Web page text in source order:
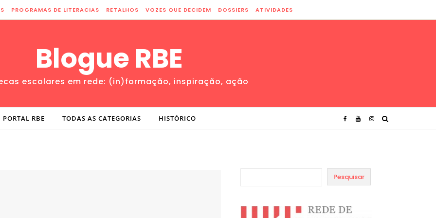
PROGRAMAS DE LITERACIAS RETALHOS VOZES QUE DECIDEM DOSSIERS ATIVIDADES
Blogue RBE
escolares em rede: (in)formação, inspiração, ação
PORTAL RBE TODAS AS CATEGORIAS HISTÓRICO
Pesquisar